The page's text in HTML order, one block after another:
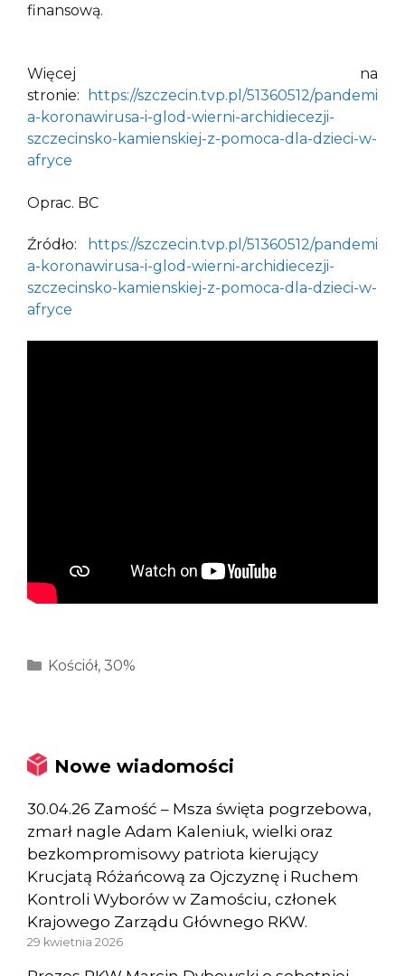
finansową.
Więcej na
stronie:
https://szczecin.tvp.pl/51360512/pandemi
a-koronawirusa-i-glod-wierni-archidiecezji-
szczecinsko-kamienskiej-z-pomoca-dla-dzieci-w-
afryce
Oprac. BC
Źródło:
https://szczecin.tvp.pl/51360512/pandemi
a-koronawirusa-i-glod-wierni-archidiecezji-
szczecinsko-kamienskiej-z-pomoca-dla-dzieci-w-
afryce
Kategorie
Kościół, 30%
Nowe wiadomości
30.04.26 Zamość – Msza święta pogrzebowa,
zmarł nagle Adam Kaleniuk, wielki oraz
bezkompromisowy patriota kierujący
Krucjatą Różańcową za Ojczyznę i Ruchem
Kontroli Wyborów w Zamościu, członek
Krajowego Zarządu Głównego RKW.
29 kwietnia 2026